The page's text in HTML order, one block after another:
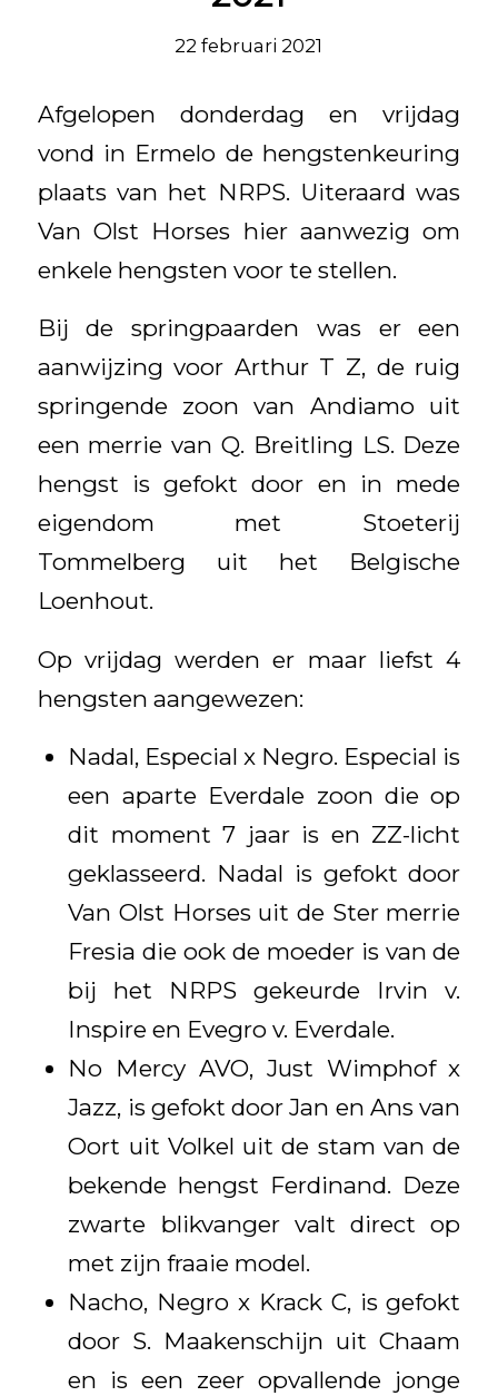
22 februari 2021
Afgelopen donderdag en vrijdag
vond in Ermelo de hengstenkeuring
plaats van het NRPS. Uiteraard was
Van Olst Horses hier aanwezig om
enkele hengsten voor te stellen.
Bij de springpaarden was er een
aanwijzing voor Arthur T Z, de ruig
springende zoon van Andiamo uit
een merrie van Q. Breitling LS. Deze
hengst is gefokt door en in mede
eigendom met Stoeterij
Tommelberg uit het Belgische
Loenhout.
Op vrijdag werden er maar liefst 4
hengsten aangewezen:
Nadal, Especial x Negro. Especial is
een aparte Everdale zoon die op
dit moment 7 jaar is en ZZ-licht
geklasseerd. Nadal is gefokt door
Van Olst Horses uit de Ster merrie
Fresia die ook de moeder is van de
bij het NRPS gekeurde Irvin v.
Inspire en Evegro v. Everdale.
No Mercy AVO, Just Wimphof x
Jazz, is gefokt door Jan en Ans van
Oort uit Volkel uit de stam van de
bekende hengst Ferdinand. Deze
zwarte blikvanger valt direct op
met zijn fraaie model.
Nacho, Negro x Krack C, is gefokt
door S. Maakenschijn uit Chaam
en is een zeer opvallende jonge